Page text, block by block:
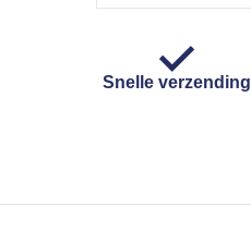
Snelle verzending